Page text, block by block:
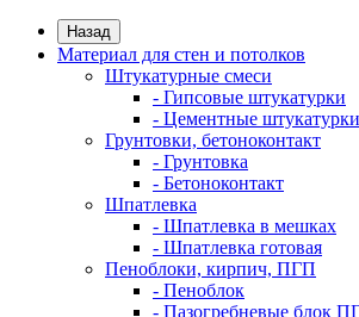
Назад
Материал для стен и потолков
Штукатурные смеси
- Гипсовые штукатурки
- Цементные штукатурки
Грунтовки, бетоноконтакт
- Грунтовка
- Бетоноконтакт
Шпатлевка
- Шпатлевка в мешках
- Шпатлевка готовая
Пеноблоки, кирпич, ПГП
- Пеноблок
- Пазогребневые блок